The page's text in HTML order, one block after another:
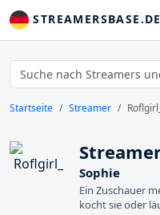
STREAMERSBASE.DE
Startseite Streamer Roflgirl_
Sophie
Ein Zuschauer
kocht sie oder